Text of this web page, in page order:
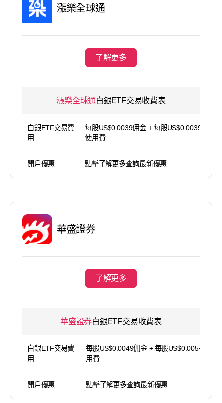
漲樂全球通
了解更多
漲樂全球通白銀ETF交易收費表
白銀ETF交易費
用
每股US$0.0039佣金 + 每股US$0.0039平台
使用費
開戶優惠 點擊了解更多查詢最新優惠
華盛證券
了解更多
華盛證券白銀ETF交易收費表
白銀ETF交易費
用
每股US$0.0049佣金 + 每股US$0.005平台使
用費
開戶優惠 點擊了解更多查詢最新優惠